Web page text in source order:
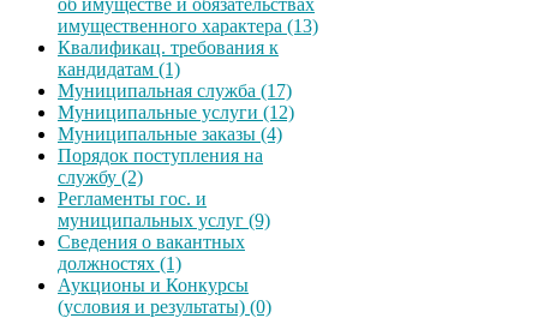
имущественного характера (13)
Квалификац. требования к
кандидатам (1)
Муниципальная служба (17)
Муниципальные услуги (12)
Муниципальные заказы (4)
Порядок поступления на
службу (2)
Регламенты гос. и
муниципальных услуг (9)
Сведения о вакантных
должностях (1)
Аукционы и Конкурсы
(условия и результаты) (0)